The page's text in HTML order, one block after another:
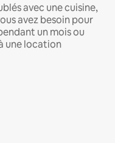
avec une cuisine,
avez besoin pour
un mois ou
une location